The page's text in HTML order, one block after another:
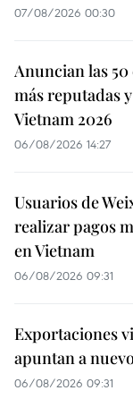
07/08/2026 00:30
Anuncian las
más reputadas
Vietnam 2026
06/08/2026 14:27
Usuarios de
realizar pagos
en Vietnam
06/08/2026 09:31
Exportaciones
apuntan a
06/08/2026 09:31